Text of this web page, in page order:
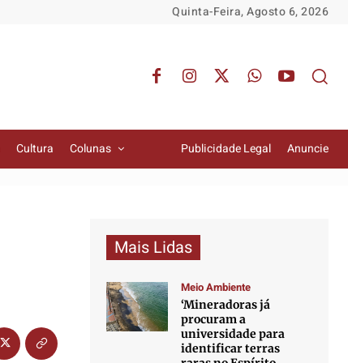
Quinta-Feira, Agosto 6, 2026
Cultura Colunas Publicidade Legal Anuncie
Mais Lidas
Meio Ambiente
‘Mineradoras já
procuram a
universidade para
identificar terras